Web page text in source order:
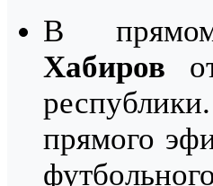
В
Хабиров
прямого